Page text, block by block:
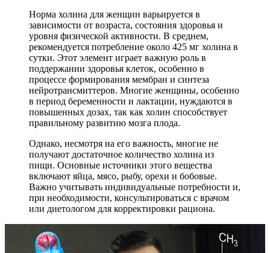
Норма холина для женщин варьируется в
зависимости от возраста, состояния здоровья и
уровня физической активности. В среднем,
рекомендуется потребление около 425 мг холина в
сутки. Этот элемент играет важную роль в
поддержании здоровья клеток, особенно в
процессе формирования мембран и синтеза
нейротрансмиттеров. Многие женщины, особенно
в период беременности и лактации, нуждаются в
повышенных дозах, так как холин способствует
правильному развитию мозга плода.
Однако, несмотря на его важность, многие не
получают достаточное количество холина из
пищи. Основные источники этого вещества
включают яйца, мясо, рыбу, орехи и бобовые.
Важно учитывать индивидуальные потребности и,
при необходимости, консультироваться с врачом
или диетологом для корректировки рациона.